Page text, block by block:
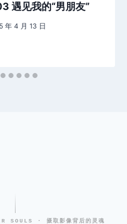
遇见我的“男朋友”
年 4 月 13 日
SOULS · 摄取影像背后的灵魂